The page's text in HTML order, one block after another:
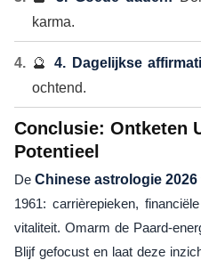
karma.
🔮 4. Dagelijkse
ochtend.
Conclusie: Ontketen
Potentieel
De Chinese astrologie 2026
1961: carrièrepieken,
vitaliteit. Omarm de Paard-
Blijf gefocust en laat deze